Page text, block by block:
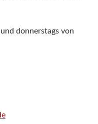
donnerstags von